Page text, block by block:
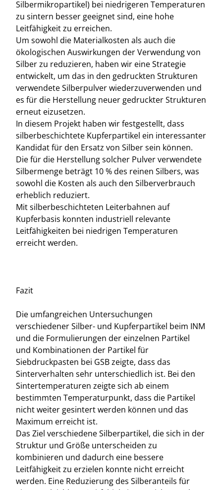
Silbermikropartikel) bei niedrigeren Temperaturen
zu sintern besser geeignet sind, eine hohe
Leitfähigkeit zu erreichen.
Um sowohl die Materialkosten als auch die
ökologischen Auswirkungen der Verwendung von
Silber zu reduzieren, haben wir eine Strategie
entwickelt, um das in den gedruckten Strukturen
verwendete Silberpulver wiederzuverwenden und
es für die Herstellung neuer gedruckter Strukturen
erneut eizusetzen.
In diesem Projekt haben wir festgestellt, dass
silberbeschichtete Kupferpartikel ein interessanter
Kandidat für den Ersatz von Silber sein können.
Die für die Herstellung solcher Pulver verwendete
Silbermenge beträgt 10 % des reinen Silbers, was
sowohl die Kosten als auch den Silberverbrauch
erheblich reduziert.
Mit silberbeschichteten Leiterbahnen auf
Kupferbasis konnten industriell relevante
Leitfähigkeiten bei niedrigen Temperaturen
erreicht werden.
Fazit
Die umfangreichen Untersuchungen
verschiedener Silber- und Kupferpartikel beim INM
und die Formulierungen der einzelnen Partikel
und Kombinationen der Partikel für
Siebdruckpasten bei GSB zeigte, dass das
Sinterverhalten sehr unterschiedlich ist. Bei den
Sintertemperaturen zeigte sich ab einem
bestimmten Temperaturpunkt, dass die Partikel
nicht weiter gesintert werden können und das
Maximum erreicht ist.
Das Ziel verschiedene Silberpartikel, die sich in der
Struktur und Größe unterscheiden zu
kombinieren und dadurch eine bessere
Leitfähigkeit zu erzielen konnte nicht erreicht
werden. Eine Reduzierung des Silberanteils für